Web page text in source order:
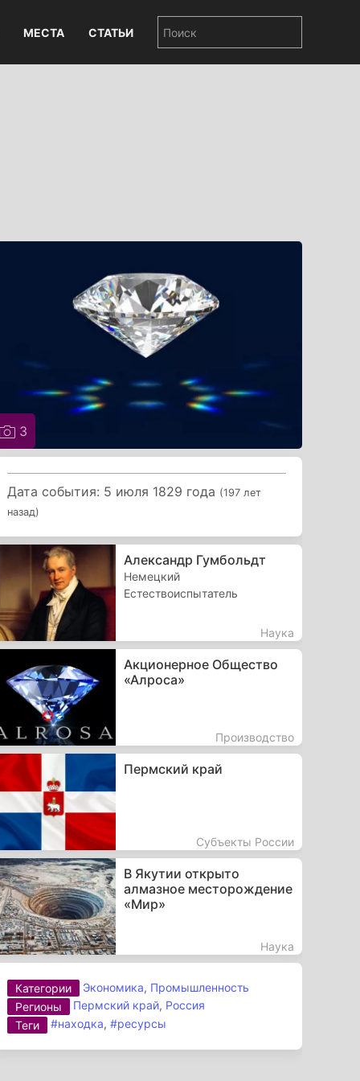
МЕСТА СТАТЬИ
3
Дата события: 5 июля 1829 года (197 лет
назад)
Александр Гумбольдт
Немецкий
Естествоиспытатель
Наука
Акционерное Общество
«Алроса»
Производство
Пермский край
Субъекты России
В Якутии открыто
алмазное месторождение
«Мир»
Наука
Категории Экономика, Промышленность
Регионы
Пермский край, Россия
Теги
#находка,#ресурсы